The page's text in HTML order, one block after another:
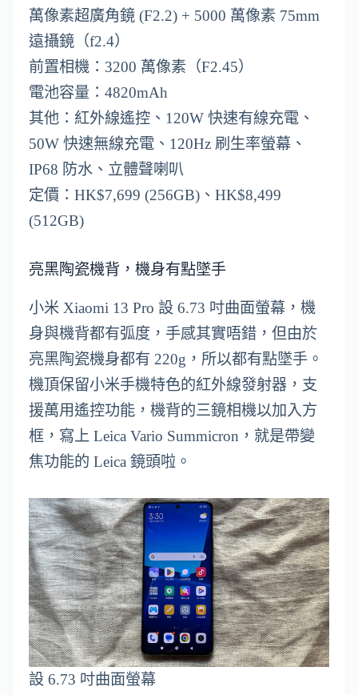
萬像素超廣角鏡 (F2.2) + 5000 萬像素 75mm
遠攝鏡（f2.4）
前置相機：3200 萬像素（F2.45）
電池容量：4820mAh
其他：紅外線遙控、120W 快速有線充電、
50W 快速無線充電、120Hz 刷生率螢幕、
IP68 防水、立體聲喇叭
定價：HK$7,699 (256GB)、HK$8,499
(512GB)
亮黑陶瓷機背，機身有點墜手
小米 Xiaomi 13 Pro 設 6.73 吋曲面螢幕，機
身與機背都有弧度，手感其實唔錯，但由於
亮黑陶瓷機身都有 220g，所以都有點墜手。
機頂保留小米手機特色的紅外線發射器，支
援萬用遙控功能，機背的三鏡相機以加入方
框，寫上 Leica Vario Summicron，就是帶變
焦功能的 Leica 鏡頭啦。
設 6.73 吋曲面螢幕